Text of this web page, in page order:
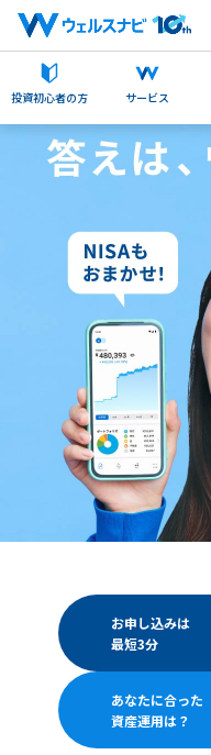
投資初心者の方 サービス
お申し込みは
最短3分
あなたに合った
資産運用は？